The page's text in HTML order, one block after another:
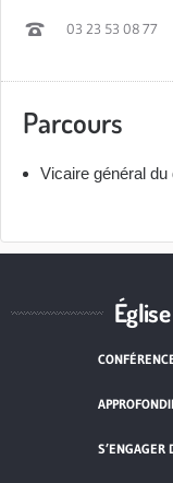
03 23 53 08 77
Parcours
Vicaire général
S’ENGAGER